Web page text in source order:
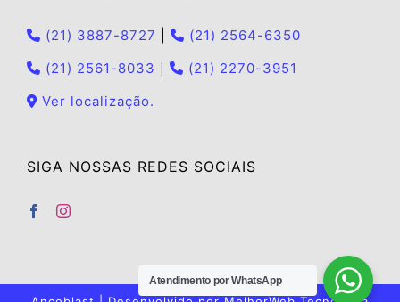
(21) 3887-8727
(21) 2564-6350
(21) 2561-8033
(21) 2270-3951
Ver localização.
SIGA NOSSAS REDES SOCIAIS
Atendimento por WhatsApp